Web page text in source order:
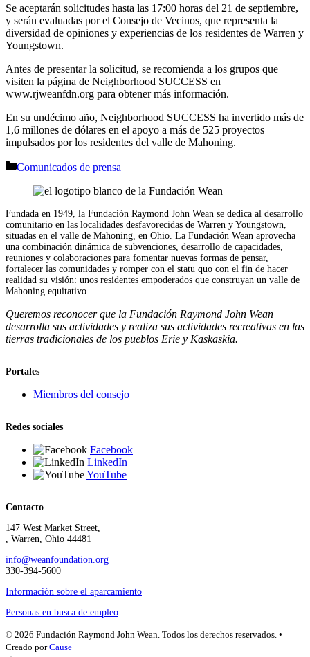
Se aceptarán solicitudes hasta las 17:00 horas del 21 de septiembre,
y serán evaluadas por el Consejo de Vecinos, que representa la
diversidad de opiniones y experiencias de los residentes de Warren y
Youngstown.
Antes de presentar la solicitud, se recomienda a los grupos que
visiten la página de Neighborhood SUCCESS en
www.rjweanfdn.org para obtener más información.
En su undécimo año, Neighborhood SUCCESS ha invertido más de
1,6 millones de dólares en el apoyo a más de 525 proyectos
impulsados por los residentes del valle de Mahoning.
Categorías
Comunicados de prensa
Fundada en 1949, la Fundación Raymond John Wean se dedica al desarrollo
comunitario en las localidades desfavorecidas de Warren y Youngstown,
situadas en el valle de Mahoning, en Ohio. La Fundación Wean aprovecha
una combinación dinámica de subvenciones, desarrollo de capacidades,
reuniones y colaboraciones para fomentar nuevas formas de pensar,
fortalecer las comunidades y romper con el statu quo con el fin de hacer
realidad su visión: unos residentes empoderados que construyan un valle de
Mahoning equitativo.
Queremos reconocer que la Fundación Raymond John Wean
desarrolla sus actividades y realiza sus actividades recreativas en las
tierras tradicionales de los pueblos Erie y Kaskaskia.
Portales
Miembros del consejo
Redes sociales
Facebook
LinkedIn
YouTube
Contacto
147 West Market Street,
, Warren, Ohio 44481
info@weanfoundation.org
330-394-5600
Información sobre el aparcamiento
Personas en busca de empleo
© 2026 Fundación Raymond John Wean. Todos los derechos reservados. •
Creado porCause